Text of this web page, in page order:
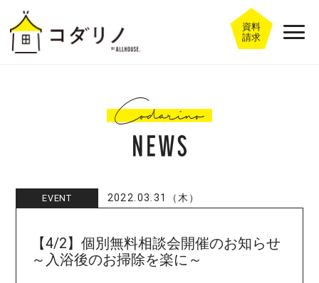
資料
請求
EVENT 2022.03.31（木）
【4/2】個別無料相談会開催のお知らせ
～入浴後のお掃除を楽に～